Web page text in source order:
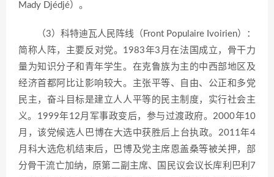
Mady Djédjé）。
（3）科特迪瓦人民阵线（Front Populaire Ivoirien）：
简称人阵，主要反对党。1983年3月在法国成立，骨干力
量为知识分子和青年学生。在克鲁族为主的中西部地区及
经济首都阿比让影响较大。主张平等、自由、公正和多党
民主，奋斗目标是建立人人平等的民主制度，实行社会主
义。1999年12月军事政变后，参与过渡政府。2000年10
月，该党候选人巴博在大选中获胜后上台执政。2011年4
月科大选危机结束后，巴博及党主席恩盖桑等被关押，部
分骨干流亡加纳，原第二副主席、国民议会议长库利巴利7